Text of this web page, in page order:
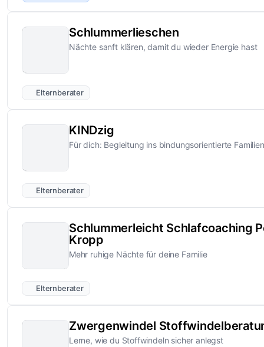
Schlummerlieschen
Nächte sanft klären, damit du wieder Energie hast
Elternberater
KINDzig
Für dich: Begleitung ins bindungsorientierte
Elternberater
Schlummerleicht Schlafcoaching
Kropp
Mehr ruhige Nächte für deine Familie
Elternberater
Zwergenwindel
Lerne, wie du Stoffwindeln sicher anlegst